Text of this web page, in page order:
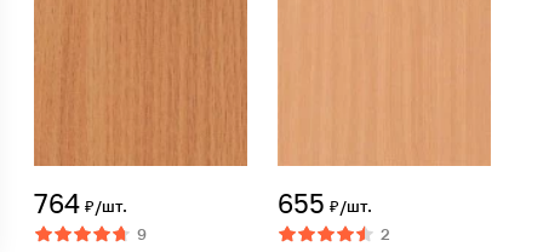
764 ₽/шт.
9
655 ₽/шт.
2